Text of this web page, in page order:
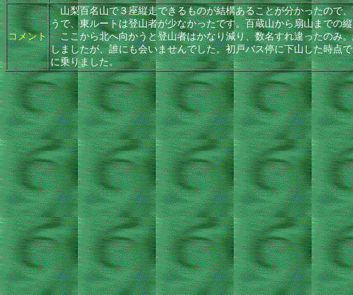
コメント
山梨百名山で３座縦走できるものが結構あることが分かったので
うで、東ルートは登山者が少なかったです。百蔵山から扇山までの
ここから北へ向かうと登山者はかなり減り、数名すれ違ったのみ
しましたが、誰にも会いませんでした。初戸バス停に下山した時点
に乗りました。